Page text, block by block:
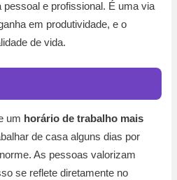
pessoal e profissional. É uma via
em produtividade, e o
de vida.
um horário de trabalho mais
de casa alguns dias por
As pessoas valorizam
se reflete diretamente no